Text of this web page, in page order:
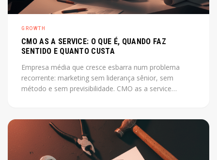
GROWTH
CMO AS A SERVICE: O QUE É, QUANDO FAZ
SENTIDO E QUANTO CUSTA
Empresa média que cresce esbarra num problema
recorrente: marketing sem liderança sênior, sem
método e sem previsibilidade. CMO as a service
quanto custa na prática.